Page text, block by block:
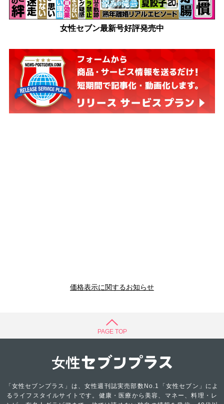
女性セブン最新号好評発売中
価格表示に関するお知らせ
PAGE TOP
「女性セブンプラス」は、女性週刊誌実売部数No.1「女性セブン」によ
るライフスタイルサイトです。健康・医療から美容、マネー、料理・レ